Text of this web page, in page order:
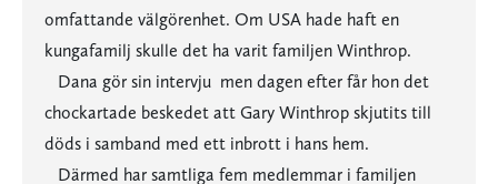
omfattande välgörenhet. Om USA hade haft en
kungafamilj skulle det ha varit familjen Winthrop.
Dana gör sin intervju  men dagen efter får hon det
chockartade beskedet att Gary Winthrop skjutits till
döds i samband med ett inbrott i hans hem.
Därmed har samtliga fem medlemmar i familjen